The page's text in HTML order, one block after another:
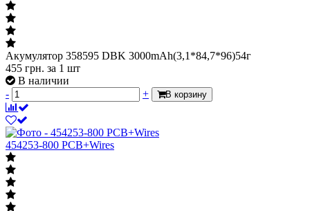
Акумулятор 358595 DBK 3000mAh(3,1*84,7*96)54г
455 грн. за 1 шт
В наличии
-
+ В корзину
454253-800 PCB+Wires